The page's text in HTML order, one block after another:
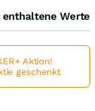
Werte
Aktion!
geschenkt